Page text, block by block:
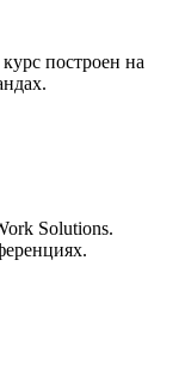
построен на
Solutions.